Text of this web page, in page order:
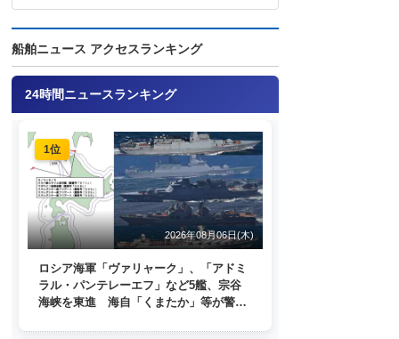
船舶ニュース アクセスランキング
24時間ニュースランキング
1位
2026年08月06日(木)
ロシア海軍「ヴァリャーク」、「アドミ
ラル・パンテレーエフ」など5艦、宗谷
海峡を東進 海自「くまたか」等が警戒